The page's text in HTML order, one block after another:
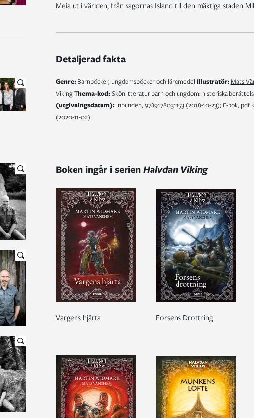
Meia ut i världen, från sagornas Island till den mäktiga staden
Detaljerad fakta
Genre: Barnböcker, ungdomsböcker och läromedel Illustratör: Mats
VikingThema-kod: Skönlitteratur barn och ungdom: historiska
(utgivningsdatum): Inbunden, 9789178031153 (2018-10-23); E-bok,
(2020-11-02)
Boken ingår i serienHalvdan Viking
Vargens hjärta Forsens Drottning